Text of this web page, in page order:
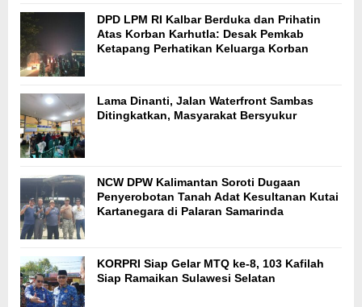
DPD LPM RI Kalbar Berduka dan Prihatin
Atas Korban Karhutla: Desak Pemkab
Ketapang Perhatikan Keluarga Korban
Lama Dinanti, Jalan Waterfront Sambas
Ditingkatkan, Masyarakat Bersyukur
NCW DPW Kalimantan Soroti Dugaan
Penyerobotan Tanah Adat Kesultanan Kutai
Kartanegara di Palaran Samarinda
KORPRI Siap Gelar MTQ ke-8, 103 Kafilah
Siap Ramaikan Sulawesi Selatan